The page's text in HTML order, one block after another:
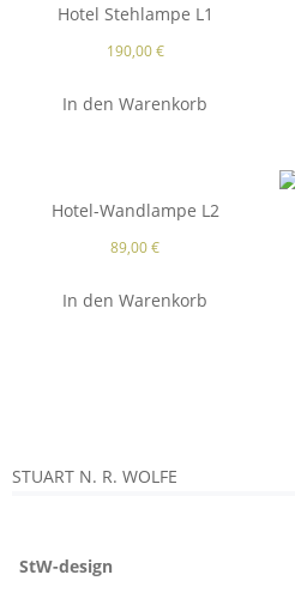
Hotel Stehlampe L1
190,00€
In den Warenkorb
Hotel-Wandlampe L2
89,00€
In den Warenkorb
STUART N. R. WOLFE
StW-design